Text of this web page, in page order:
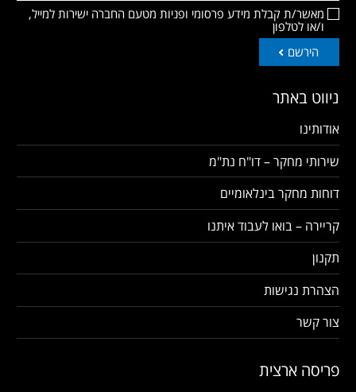
מאשר/ת קבלת מידע פרסומי ופניות מטעם החברה ישירות למייל,
ו/או לטלפון
הירשם
ניווט באתר
אודותינו
שירותי מחקר – דו"ח נת"מ
דוחות מחקר בינלאומיים
קריירה – בואו לעבוד איתנו
תקנון
הצהרת נגישות
צור קשר
פריסה ארצית